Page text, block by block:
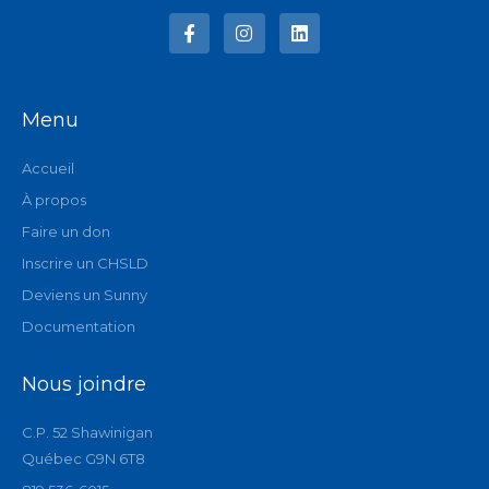
a
c
e
n
s
t
i
n
k
Menu
Accueil
À propos
Faire un don
Inscrire un CHSLD
Deviens un Sunny
Documentation
Nous joindre
C.P. 52 Shawinigan
Québec G9N 6T8